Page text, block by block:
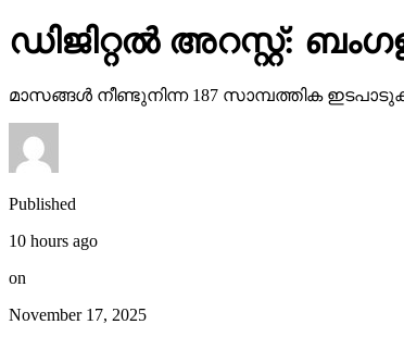
ഡിജിറ്റല്‍ അറസ്റ്റ്:
മാസങ്ങള്‍ നീണ്ടുനിന്ന 187 സാമ്പത്തിക
Published
10 hours ago
on
November 17, 2025